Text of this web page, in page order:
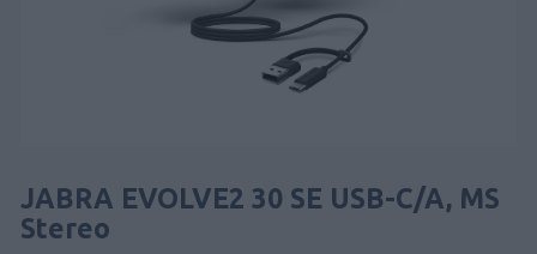
JABRA EVOLVE2 30 SE USB-C/A, MS
Stereo